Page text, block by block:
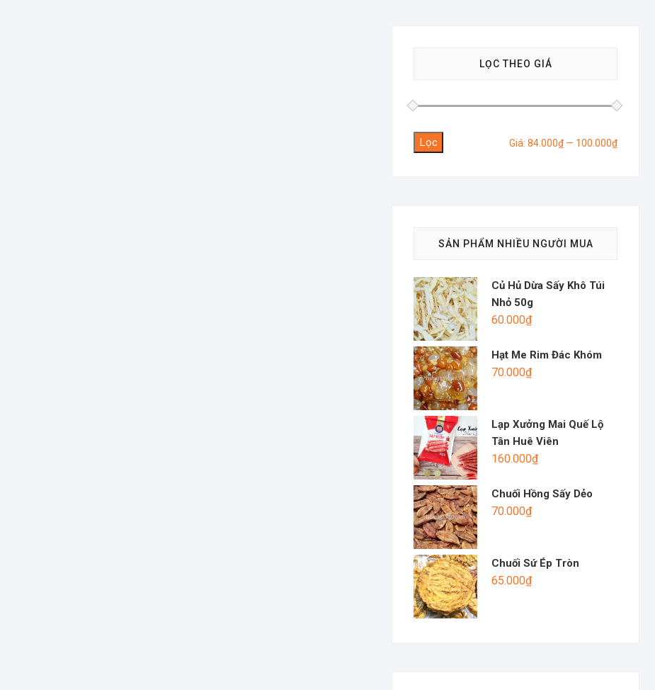
LỌC THEO GIÁ
Giá
Giá
Lọc Giá: 84.000₫ — 100.000₫
SẢN PHẨM NHIỀU NGƯỜI MUA
Củ Hủ Dừa Sấy Khô Túi
Nhỏ 50g
60.000₫
Hạt Me Rim Đác Khóm
70.000₫
Lạp Xưởng Mai Quế Lộ
Tân Huê Viên
160.000₫
Chuối Hồng Sấy Dẻo
70.000₫
Chuối Sứ Ép Tròn
65.000₫